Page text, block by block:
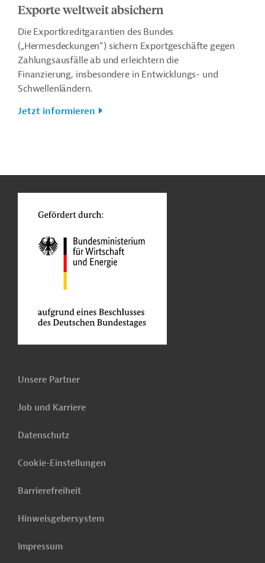
Exporte weltweit absichern
Die Exportkreditgarantien des Bundes
(„Hermesdeckungen“) sichern Exportgeschäfte gegen
Zahlungsausfälle ab und erleichtern die
Finanzierung, insbesondere in Entwicklungs- und
Schwellenländern.
Jetzt informieren
Unsere Partner
Job und Karriere
Datenschutz
Cookie-Einstellungen
Barrierefreiheit
Hinweisgebersystem
Impressum